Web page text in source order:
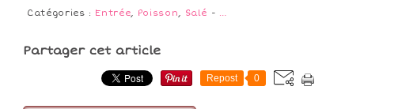
Catégories : Entrée, Poisson, Salé - …
Partager cet article
Repost 0